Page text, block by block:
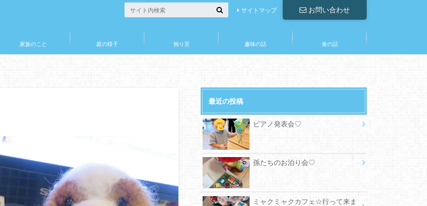
お問い合わせ
サイトマップ
家族のこと 庭の様子 独り言 趣味の話 食の話
最近の投稿
ピアノ発表会♡
孫たちのお泊り会♡
ミャクミャクカフェ☆行って来ま